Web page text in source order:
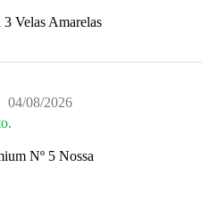
Velas Amarelas
04/08/2026
Nº 5 Nossa